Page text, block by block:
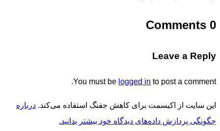
0 Comments
Leave a Reply
You must be logged in to post a comment.
این سایت از اکیسمت برای کاهش جفنگ استفاده می‌کند. درباره
چگونگی پردازش داده‌های دیدگاه خود بیشتر بدانید.